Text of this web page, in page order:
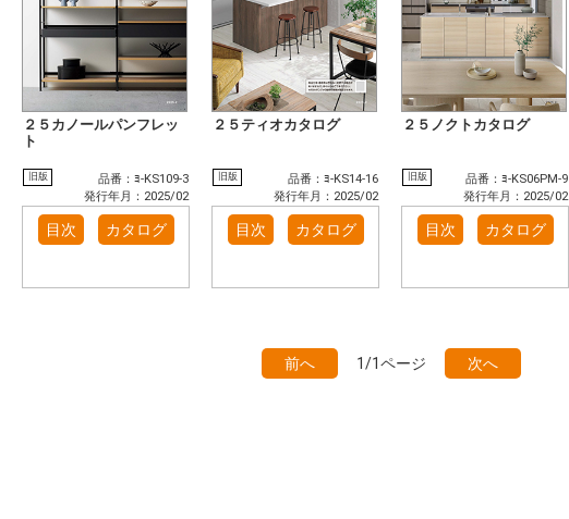
２５カノールパンフレッ
ト
旧版
品番：ﾖ-KS109-3
発行年月：2025/02
目次 カタログ
２５ティオカタログ
旧版
品番：ﾖ-KS14-16
発行年月：2025/02
目次 カタログ
２５ノクトカタログ
旧版
品番：ﾖ-KS06PM-9
発行年月：2025/02
目次 カタログ
前へ 1/1ページ 次へ